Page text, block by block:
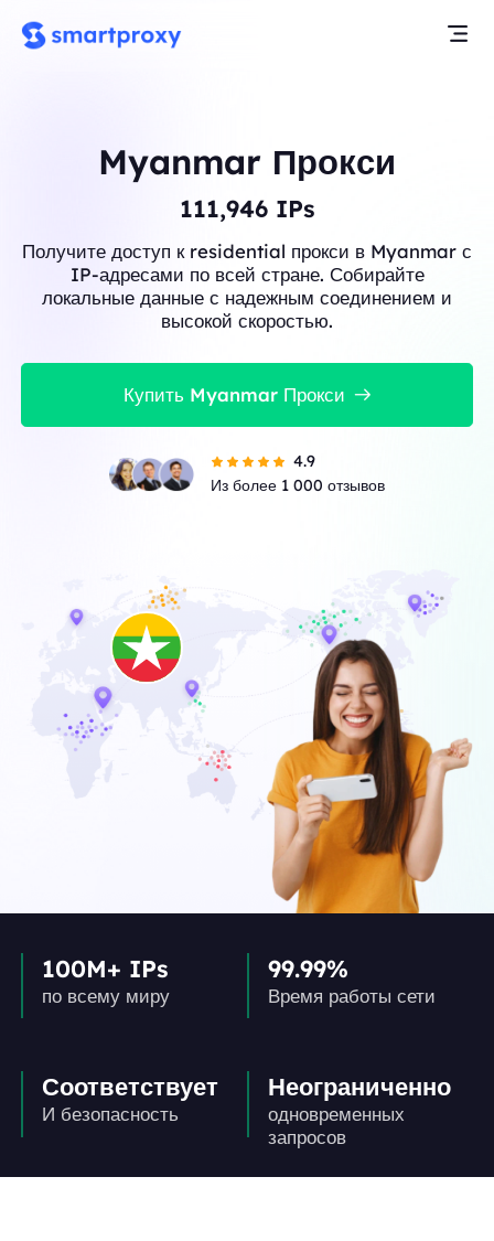
Myanmar Прокси
111,946IPs
Получите доступ к residential прокси в Myanmar с
IP-адресами по всей стране. Собирайте
локальные данные с надежным соединением и
высокой скоростью.
Купить Myanmar Прокси
4.9
Из более 1 000 отзывов
100M+ IPs
по всему миру
99.99%
Время работы сети
Соответствует
И безопасность
Неограниченно
одновременных
запросов